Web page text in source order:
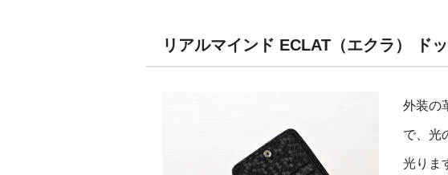
リアルマインド ECLAT（エクラ） ド
外装の
で、光
光りま